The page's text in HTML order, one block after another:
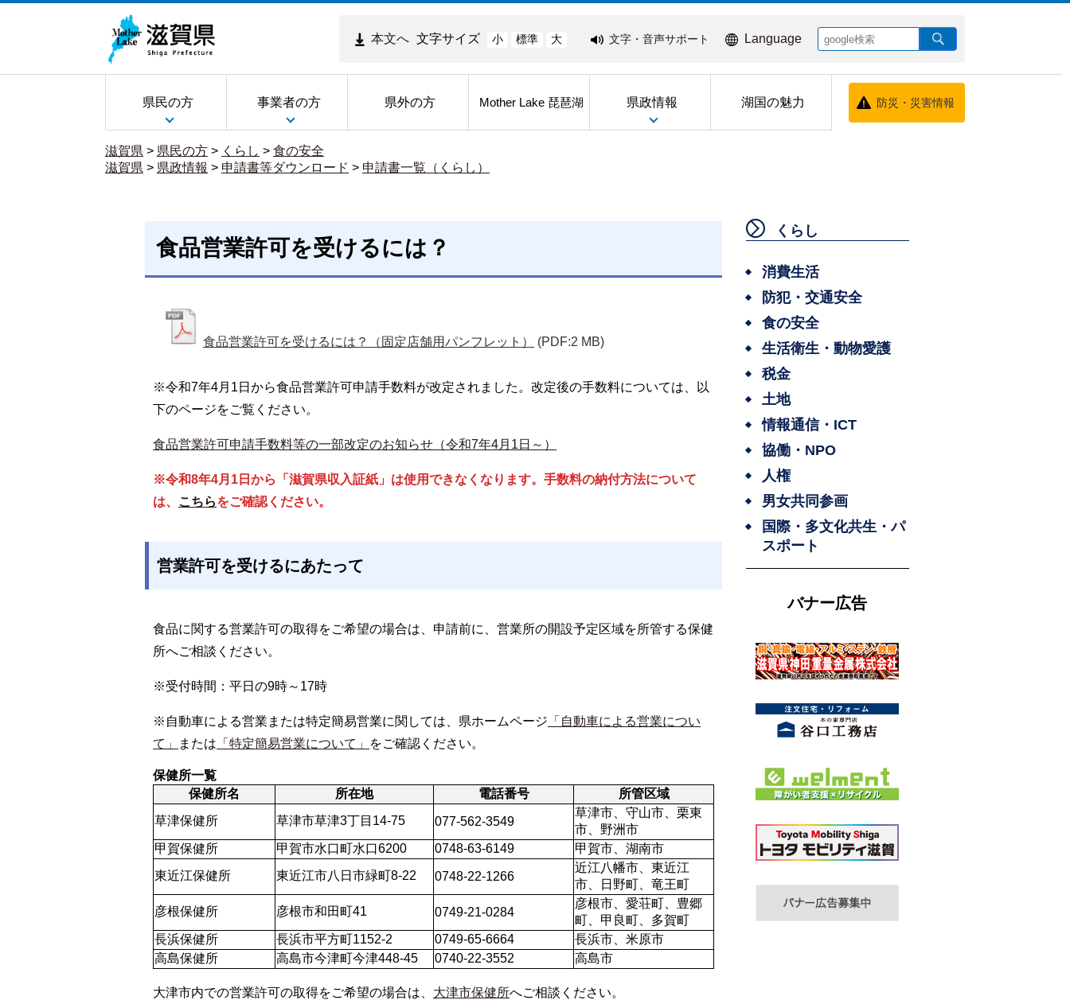
本文へ 文字サイズ 小 標準 大 文字・音声サポート Language
県民の方 事業者の方 県外の方 Mother Lake 琵琶湖 県政情報 湖国の魅力 防災・災害情報
滋賀県 > 県民の方 > くらし > 食の安全
滋賀県 > 県政情報 > 申請書等ダウンロード > 申請書一覧（くらし）
食品営業許可を受けるには？
食品営業許可を受けるには？（固定店舗用パンフレット） (PDF:2 MB)
※令和7年4月1日から食品営業許可申請手数料が改定されました。改定後の手数料については、以
下のページをご覧ください。
食品営業許可申請手数料等の一部改定のお知らせ（令和7年4月1日～）
※令和8年4月1日から「滋賀県収入証紙」は使用できなくなります。手数料の納付方法について
は、
こちらをご確認ください。
営業許可を受けるにあたって
食品に関する営業許可の取得をご希望の場合は、申請前に、営業所の開設予定区域を所管する保健
所へご相談ください。
※受付時間：平日の9時～17時
※自動車による営業または特定簡易営業に関しては、県ホームページ 「自動車による営業につい
て」
または 「特定簡易営業について」 をご確認ください。
保健所一覧
保健所名
所在地 電話番号
所管区域
草津保健所
草津市草津3丁目14-75 077-562-3549
草津市、守山市、栗東
市、野洲市
甲賀保健所
甲賀市水口町水口6200 0748-63-6149
甲賀市、湖南市
東近江保健所
東近江市八日市緑町8-22 0748-22-1266
近江八幡市、東近江
市、日野町、竜王町
彦根保健所
彦根市和田町41 0749-21-0284
彦根市、愛荘町、豊郷
町、甲良町、多賀町
長浜保健所
長浜市平方町1152-2 0749-65-6664
長浜市、米原市
高島保健所
高島市今津町今津448-45 0740-22-3552 高島市
大津市内での営業許可の取得をご希望の場合は、 大津市保健所へご相談ください。
くらし
消費生活
防犯・交通安全
食の安全
生活衛生・動物愛護
税金
土地
情報通信・ICT
協働・NPO
人権
男女共同参画
国際・多文化共生・パ
スポート
バナー広告